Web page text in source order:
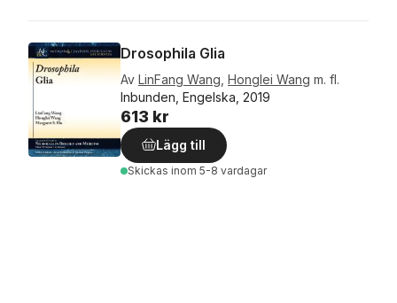
Drosophila Glia
Av LinFang Wang Honglei Wang m. fl.
Inbunden, Engelska, 2019
613 kr
Lägg till
Skickas inom 5-8 vardagar